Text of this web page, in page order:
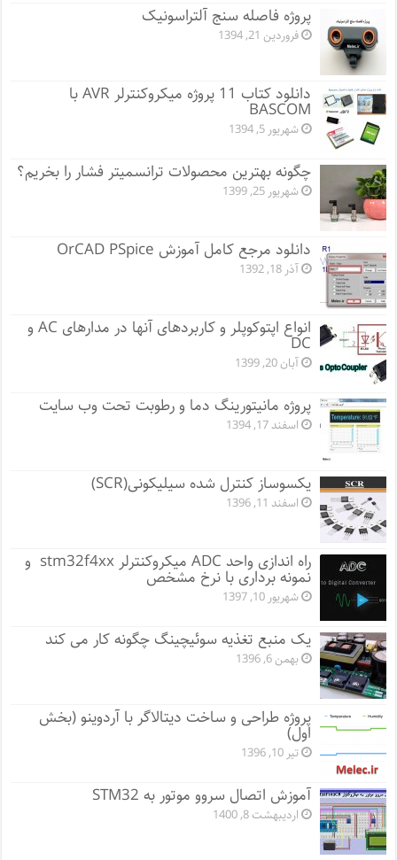
پروژه فاصله سنج آلتراسونیک
فروردین 21, 1394
دانلود کتاب 11 پروژه میکروکنترلر AVR با
BASCOM
شهریور 5, 1394
چگونه بهترین محصولات ترانسمیتر فشار را بخریم؟
شهریور 25, 1399
دانلود مرجع کامل آموزش OrCAD PSpice
آذر 18, 1392
انواع اپتوکوپلر و کاربردهای آنها در مدارهای AC و
DC
آبان 20, 1399
پروژه مانيتورينگ دما و رطوبت تحت وب سایت
اسفند 17, 1394
یکسوساز کنترل شده سیلیکونی(SCR)
اسفند 11, 1396
راه اندازی واحد ADC میکروکنترلر stm32f4xx و
نمونه برداری با نرخ مشخص
شهریور 10, 1397
یک منبع تغذیه سوئیچینگ چگونه کار می کند
بهمن 6, 1396
پروژه طراحی و ساخت دیتالاگر با آردوینو (بخش
اول)
تیر 10, 1396
آموزش اتصال سروو موتور به STM32
اردیبهشت 8, 1400